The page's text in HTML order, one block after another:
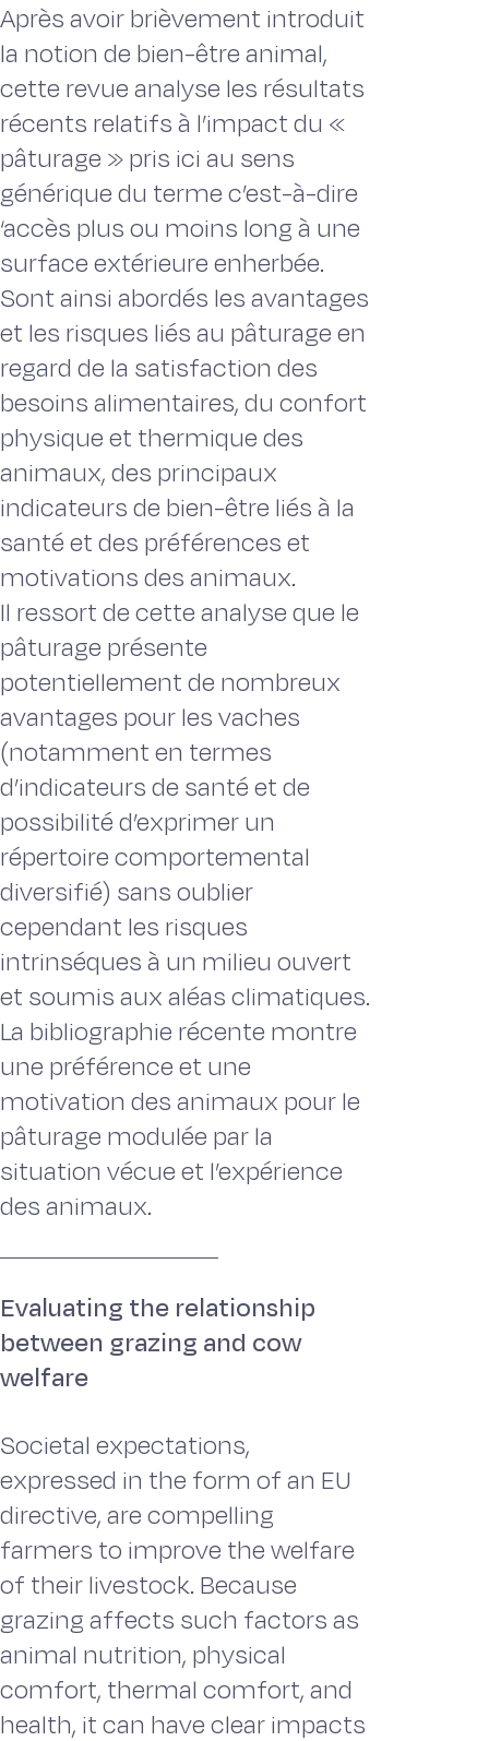
Après avoir brièvement introduit
la notion de bien-être animal,
cette revue analyse les résultats
récents relatifs à l’impact du «
pâturage » pris ici au sens
générique du terme c’est-à-dire
‘accès plus ou moins long à une
surface extérieure enherbée.
Sont ainsi abordés les avantages
et les risques liés au pâturage en
regard de la satisfaction des
besoins alimentaires, du confort
physique et thermique des
animaux, des principaux
indicateurs de bien-être liés à la
santé et des préférences et
motivations des animaux.
Il ressort de cette analyse que le
pâturage présente
potentiellement de nombreux
avantages pour les vaches
(notamment en termes
d’indicateurs de santé et de
possibilité d’exprimer un
répertoire comportemental
diversifié) sans oublier
cependant les risques
intrinséques à un milieu ouvert
et soumis aux aléas climatiques.
La bibliographie récente montre
une préférence et une
motivation des animaux pour le
pâturage modulée par la
situation vécue et l’expérience
des animaux.
Evaluating the relationship
between grazing and cow
welfare
Societal expectations,
expressed in the form of an EU
directive, are compelling
farmers to improve the welfare
of their livestock. Because
grazing affects such factors as
animal nutrition, physical
comfort, thermal comfort, and
health, it can have clear impacts